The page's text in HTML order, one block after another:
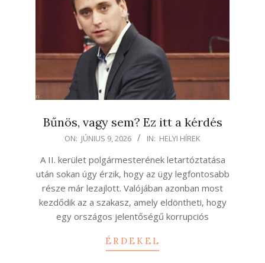
Bűnös, vagy sem? Ez itt a kérdés
09
ON: JÚNIUS 9, 2026 IN: HELYI HÍREK
A II. kerület polgármesterének letartóztatása
után sokan úgy érzik, hogy az ügy legfontosabb
része már lezajlott. Valójában azonban most
kezdődik az a szakasz, amely eldöntheti, hogy
egy országos jelentőségű korrupciós
ÉRDEKEL